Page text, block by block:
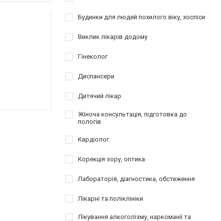
Будинки для людей похилого віку, хоспіси
Виклик лікарів додому
Гінеколог
Диспансери
Дитячий лікар
Жіноча консультація, підготовка до
пологів
Кардіолог
Корекція зору, оптика
Лабораторія, діагностика, обстеження
Лікарні та поліклініки
Лікування алкоголізму, наркоманії та